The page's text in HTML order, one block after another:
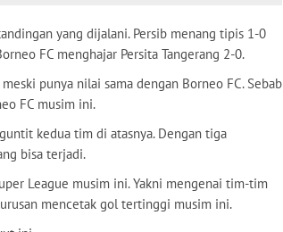
yang dijalani. Persib menang tipis 1-0
FC menghajar Persita Tangerang 2-0.
punya nilai sama dengan Borneo FC. Sebab
FC musim ini.
kedua tim di atasnya. Dengan tiga
bisa terjadi.
League musim ini. Yakni mengenai tim-tim
mencetak gol tertinggi musim ini.